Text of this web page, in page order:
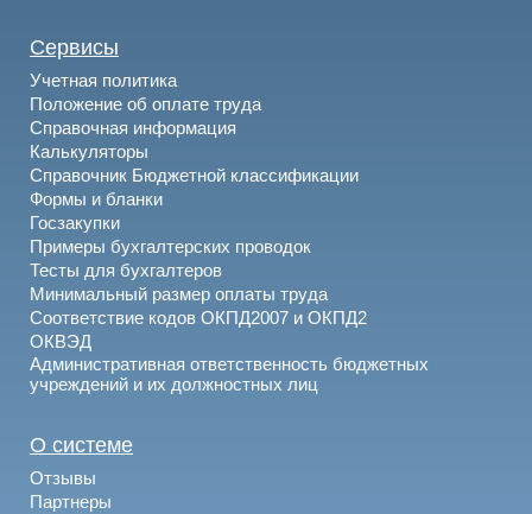
Сервисы
Учетная политика
Положение об оплате труда
Справочная информация
Калькуляторы
Справочник Бюджетной классификации
Формы и бланки
Госзакупки
Примеры бухгалтерских проводок
Тесты для бухгалтеров
Минимальный размер оплаты труда
Соответствие кодов ОКПД2007 и ОКПД2
ОКВЭД
Административная ответственность бюджетных
учреждений и их должностных лиц
О системе
Отзывы
Партнеры